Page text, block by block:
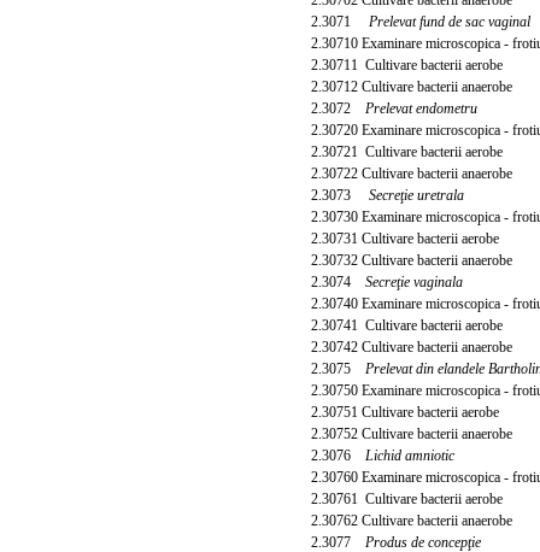
2.3071 Prelevat fund de sac vaginal
2.30710 Examinare microscopica -
2.30711 Cultivare bacterii aerobe
2.30712 Cultivare bacterii anaerobe
2.3072 Prelevat endometru
2.30720 Examinare microscopica -
2.30721 Cultivare bacterii aerobe
2.30722 Cultivare bacterii anaerobe
2.3073 Secreţie uretrala
2.30730 Examinare microscopica -
2.30731 Cultivare bacterii aerobe
2.30732 Cultivare bacterii anaerobe
2.3074 Secreţie vaginala
2.30740 Examinare microscopica -
2.30741 Cultivare bacterii aerobe
2.30742 Cultivare bacterii anaerobe
2.3075 Prelevat din elandele
2.30750 Examinare microscopica -
2.30751 Cultivare bacterii aerobe
2.30752 Cultivare bacterii anaerobe
2.3076 Lichid amniotic
2.30760 Examinare microscopica -
2.30761 Cultivare bacterii aerobe
2.30762 Cultivare bacterii anaerobe
2.3077 Produs de concepţie